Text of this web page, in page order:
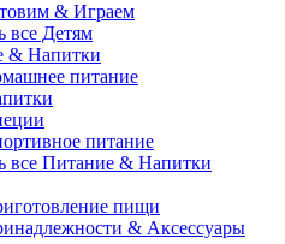
& Играем
все Детям
& Напитки
питание
питание
все Питание & Напитки
пищи
& Аксессуары